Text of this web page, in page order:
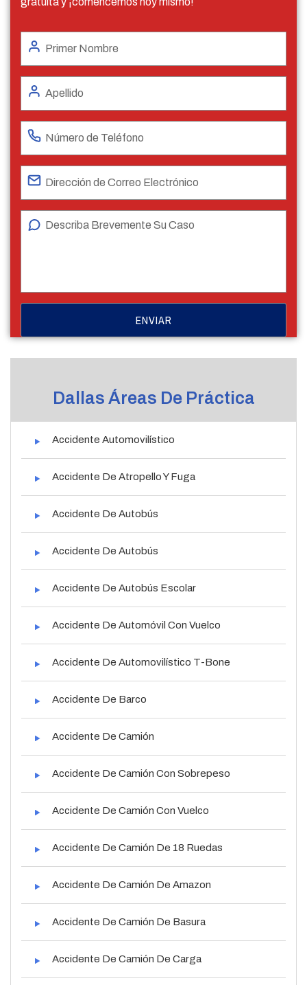
Dallas Áreas De Práctica
Accidente Automovilístico
Accidente De Atropello Y Fuga
Accidente De Autobús
Accidente De Autobús
Accidente De Autobús Escolar
Accidente De Automóvil Con Vuelco
Accidente De Automovilístico T-Bone
Accidente De Barco
Accidente De Camión
Accidente De Camión Con Sobrepeso
Accidente De Camión Con Vuelco
Accidente De Camión De 18 Ruedas
Accidente De Camión De Amazon
Accidente De Camión De Basura
Accidente De Camión De Carga